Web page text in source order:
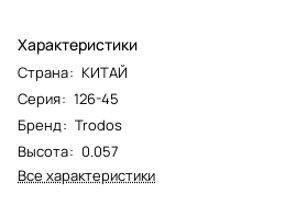
Характеристики
Страна: КИТАЙ
Серия: 126-45
Бренд: Trodos
Высота: 0.057
Все характеристики